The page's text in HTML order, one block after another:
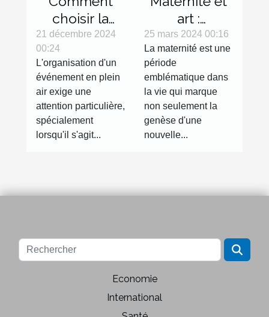
choisir la
bonne tente
gonflable
pour votre
évènement
21 décembre 2024
00:24
L'organisation d'un
événement en plein
air exige une
attention particulière,
spécialement
lorsqu'il s'agit...
art :
l'expression
de la
grossesse à
travers la
photographie
25 mars 2024 00:16
La maternité est une
période
emblématique dans
la vie qui marque
non seulement la
genèse d'une
nouvelle...
Economie
International